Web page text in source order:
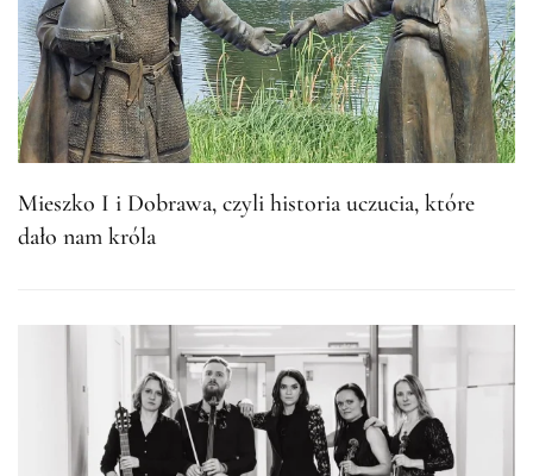
Mieszko I i Dobrawa, czyli historia uczucia, które
dało nam króla